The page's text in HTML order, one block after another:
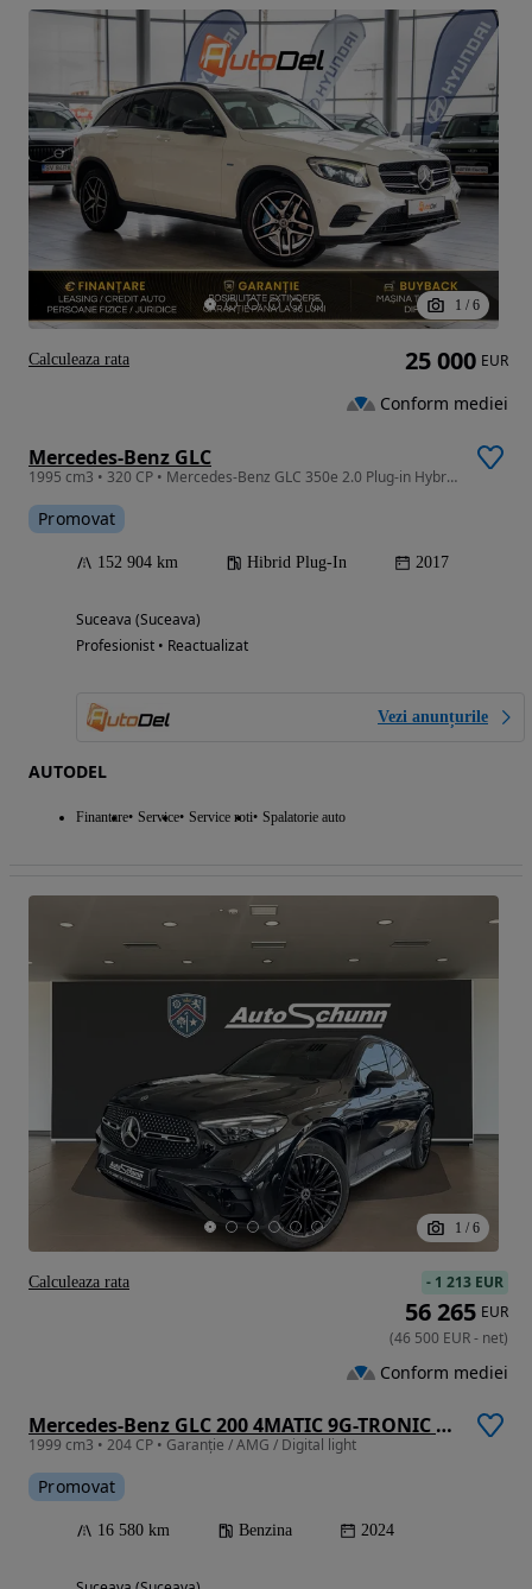
1 / 6
Mercedes-Benz GLC
1995 cm3 • 320 CP • Mercedes-Benz GLC 350e 2.0 Plug-in Hybrid "AMG Line"
Promovat
152 904 km Hibrid Plug-In 2017
Suceava (Suceava)
Profesionist • Reactualizat
Vezi anunțurile
AUTODEL
Finantare Service Service roti Spalatorie auto
25 000 EUR
Conform mediei
Calculeaza rata
1 / 6
Mercedes-Benz GLC 200 4MATIC 9G-TRONIC AMG Line Advanced
1999 cm3 • 204 CP • Garanție / AMG / Digital light
Promovat
16 580 km Benzina 2024
- 1 213 EUR
56 265 EUR
(46 500 EUR- net)
Conform mediei
Calculeaza rata